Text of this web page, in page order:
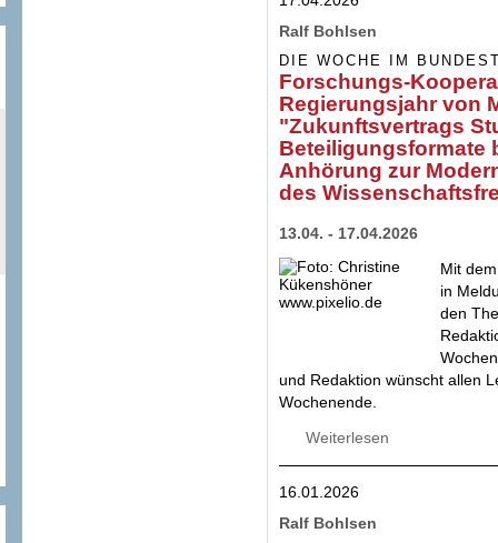
Ralf Bohlsen
DIE WOCHE IM
Forschungs-
Regierungsjahr von
"Zukunftsvertrags
Beteiligungsformate
Anhörung zur
des
13.04. - 17.04.2026
Mit
in
den
und Redaktion wünscht allen
Wochenende.
Weiterlesen
16.01.2026
Ralf Bohlsen